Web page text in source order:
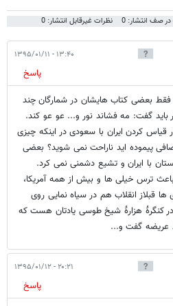
صف انتشار: 0 نظرات غیرقابل انتشار: 0
۱۳:۴۰ - ۱۳۹۵/۰۱/۱۱
پاسخ
فقط بعضی کتاب هایشان در شمارگان چند
گفت: مه فشاند نور و... عو عو کند.
قیاس کردن ایران با سعودی در اینکه چیزی
پیموده اید ناراحت نمی شوید؟ بعضی
با ایران و تشیع دشمنی نمی کرد.
ترس خیلی ها و بیش از همه آمریکا،
قبلاز انقلاب هم در سیاه نمایی روی
کنگرۀ هزارۀ شیخ طوسی یادتان هست که
عریضه گفت و...
۲۰:۲۱ - ۱۳۹۵/۰۱/۱۲
پاسخ